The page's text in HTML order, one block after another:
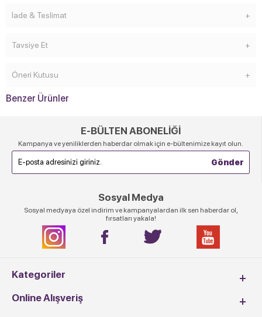
İade & Teslimat
Tavsiye Et
Öneri Kutusu
Benzer Ürünler
E-BÜLTEN ABONELİĞİ
Kampanya ve yeniliklerden haberdar olmak için e-bültenimize kayıt olun.
Sosyal Medya
Sosyal medyaya özel indirim ve kampanyalardan ilk sen haberdar ol,
fırsatları yakala!
Kategoriler
Online Alışveriş